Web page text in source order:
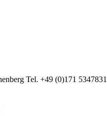
Tel. +49 (0)171 5347831